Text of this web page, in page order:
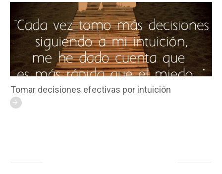
Tomar decisiones efectivas por intuición